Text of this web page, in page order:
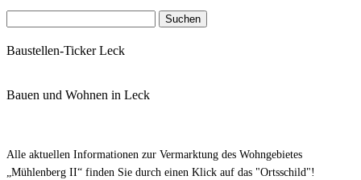
Baustellen-Ticker Leck
Bauen und Wohnen in Leck
Alle aktuellen Informationen zur Vermarktung des Wohngebietes
„Mühlenberg II“ finden Sie durch einen Klick auf das "Ortsschild"!